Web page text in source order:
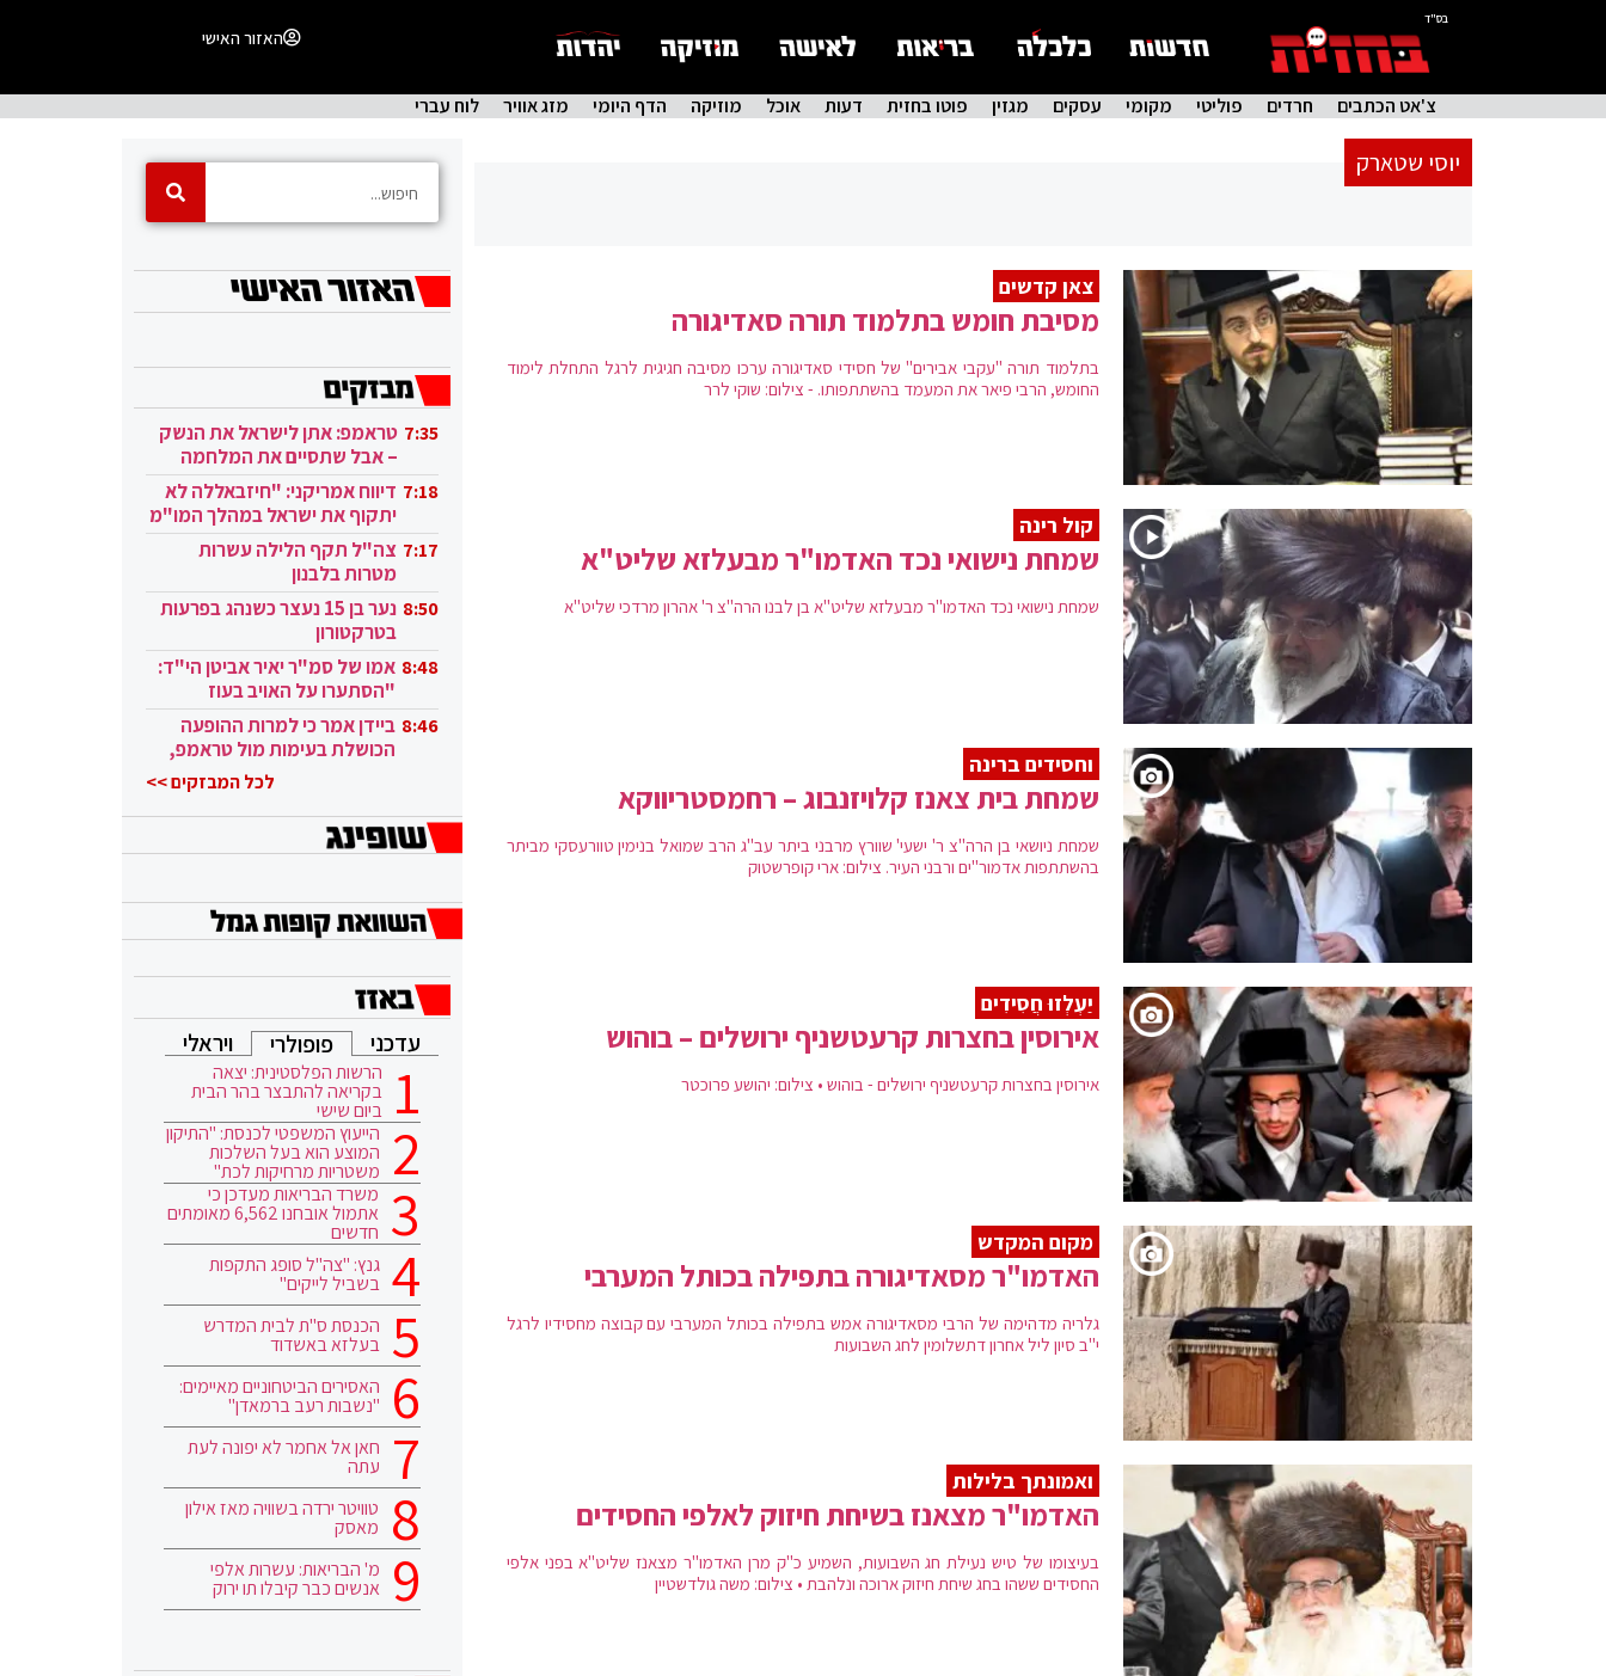
בס"ד
האזור האישי
צ'אט הכתבים חרדים פוליטי מקומי עסקים מגזין פוטו בחזית דעות אוכל מוזיקה הדף היומי מזג אוויר לוח עברי
יוסי שטארק
צאן קדשים
מסיבת חומש בתלמוד תורה סאדיגורה
בתלמוד תורה "עקבי אבירים" של חסידי סאדיגורה ערכו מסיבה חגיגית לרגל התחלת לימוד
החומש, הרבי פיאר את המעמד בהשתתפותו. - צילום: שוקי לרר
קול רינה
שמחת נישואי נכד האדמו"ר מבעלזא שליט"א
שמחת נישואי נכד האדמו"ר מבעלזא שליט"א בן לבנו הרה"צ ר' אהרון מרדכי שליט"א
וחסידים ברינה
שמחת בית צאנז קלויזנבוג – רחמסטריווקא
שמחת ניושאי בן הרה''צ ר' ישעי' שוורץ מרבני ביתר עב''ג הרב שמואל בנימין טוורעסקי מביתר
בהשתתפות אדמור''ים ורבני העיר. צילום: ארי קופרשטוק
יַעְלְזוּ חֲסִידִים
אירוסין בחצרות קרעטשניף ירושלים – בוהוש
אירוסין בחצרות קרעטשניף ירושלים - בוהוש • צילום: יהושע פרוכטר
מקום המקדש
האדמו"ר מסאדיגורה בתפילה בכותל המערבי
גלריה מדהימה של הרבי מסאדיגורה אמש בתפילה בכותל המערבי עם קבוצה מחסידיו לרגל
י"ב סיון ליל אחרון דתשלומין לחג השבועות
ואמונתך בלילות
האדמו"ר מצאנז בשיחת חיזוק לאלפי החסידים
בעיצומו של טיש נעילת חג השבועות, השמיע כ"ק מרן האדמו"ר מצאנז שליט"א בפני אלפי
החסידים ששהו בחג שיחת חיזוק ארוכה ונלהבת • צילום: משה גולדשטיין
7:35 טראמפ: אתן לישראל את הנשק
– אבל שתסיים את המלחמה
בעזה 7:18 דיווח אמריקני: "חיזבאללה לא
יתקוף את ישראל במהלך המו"מ
בקטאר" 7:17 צה"ל תקף הלילה עשרות
מטרות בלבנון
8:50
נער בן 15 נעצר כשנהג בפרעות
בטרקטורון
8:48 אמו של סמ"ר יאיר אביטן הי"ד:
"הסתערו על האויב בעוז
ובגבורה" 8:46 ביידן אמר כי למרות ההופעה
הכושלת בעימות מול טראמפ,
לכל המבזקים >>
עדכני פופולרי ויראלי
הרשות הפלסטינית: יצאה
בקריאה להתבצר בהר הבית
ביום שישי
הייעוץ המשפטי לכנסת: "התיקון
המוצע הוא בעל השלכות
משטריות מרחיקות לכת"
משרד הבריאות מעדכן כי
אתמול אובחנו 6,562 מאומתים
חדשים
גנץ: "צה"ל סופג התקפות
בשביל לייקים"
הכנסת ס"ת לבית המדרש
בעלזא באשדוד
האסירים הביטחוניים מאיימים:
"נשבות רעב ברמאדן"
חאן אל אחמר לא יפונה לעת
עתה
טוויטר ירדה בשוויה מאז אילון
מאסק
מ' הבריאות: עשרות אלפי
אנשים כבר קיבלו תו ירוק